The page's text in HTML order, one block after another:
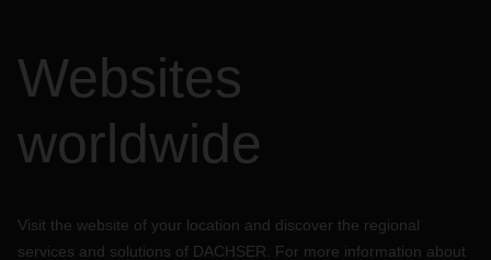
Websites
worldwide
Visit the website of your location and discover the regional
services and solutions of DACHSER. For more information about